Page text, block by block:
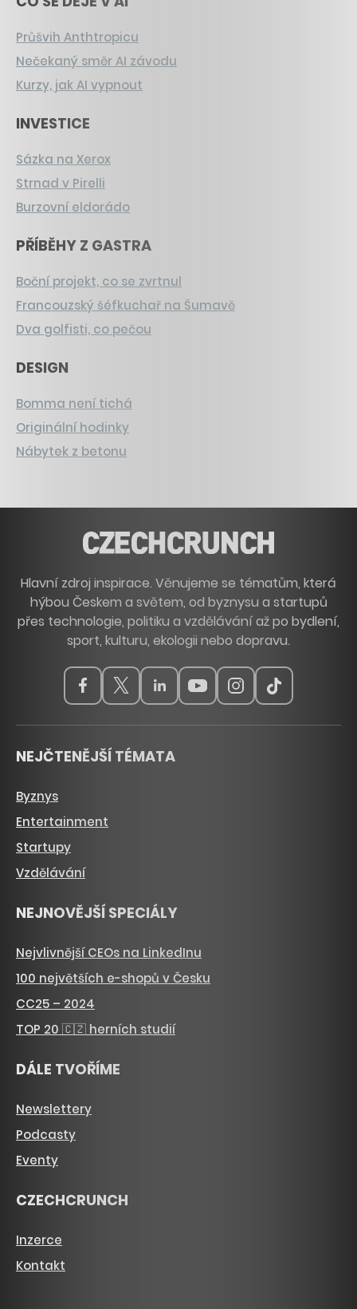
Průšvih Anthtropicu
Nečekaný směr AI závodu
Kurzy, jak AI vypnout
INVESTICE
Sázka na Xerox
Strnad v Pirelli
Burzovní eldorádo
PŘÍBĚHY Z GASTRA
Boční projekt, co se zvrtnul
Francouzský šéfkuchař na Šumavě
Dva golfisti, co pečou
DESIGN
Bomma není tichá
Originální hodinky
Nábytek z betonu
Hlavní zdroj inspirace. Věnujeme se tématům, která
hýbou Českem a světem, od byznysu a startupů
přes technologie, politiku a vzdělávání až po bydlení,
sport, kulturu, ekologii nebo dopravu.
NEJČTENĚJŠÍ TÉMATA
Byznys
Entertainment
Startupy
Vzdělávání
NEJNOVĚJŠÍ SPECIÁLY
Nejvlivnější CEOs na LinkedInu
100 největších e-shopů v Česku
CC25 – 2024
TOP 20 🇨🇿 herních studií
DÁLE TVOŘÍME
Newslettery
Podcasty
Eventy
CZECHCRUNCH
Inzerce
Kontakt